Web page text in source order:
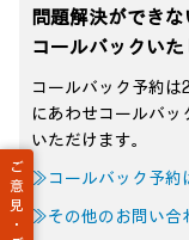
ご
意
見
・
問題解決ができ
コールバックいた
コールバック予約は
にあわせコールバッ
いただけます。
≫コールバック予約
≫その他のお問い合